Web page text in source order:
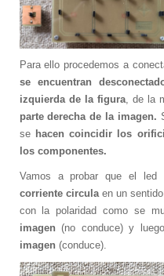
Sistema de Turnos
Softek LEE
Softek Virtual Row
Material Didáctico
Libros Gratuitos
Colección de libros Varitek #
Juegos educativos
Colección Varitek
tvBook
Suscripción Institucional
Tablero Básico STARTEK
Colección Familia Varitek
Para ello procedemos a
se encuentran
izquierda de la figura, de la
parte derecha de la imagen.
se hacen coincidir los
los componentes.
Vamos a probar que el led
corriente circulaen un
con la polaridad como se
imagen (no conduce) y
imagen (conduce).